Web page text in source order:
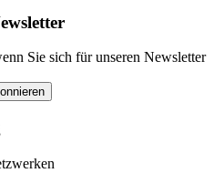
Sie sich für unseren Newsletter